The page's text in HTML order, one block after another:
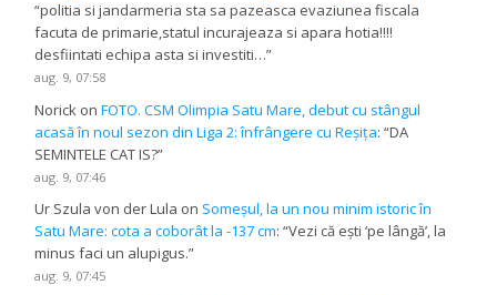
“politia si jandarmeria sta sa pazeasca evaziunea fiscala
facuta de primarie,statul incurajeaza si apara hotia!!!!
desfiintati echipa asta si investiti…”
aug. 9, 07:58
Norick onFOTO. CSM Olimpia Satu Mare, debut cu stângul
acasă în noul sezon din Liga 2: înfrângere cu Reșița: “DA
SEMINTELE CAT IS?”
aug. 9, 07:46
Ur Szula von der Lula on Someșul, la un nou minim istoric în
Satu Mare: cota a coborât la -137 cm: “Vezi că ești ‘pe lângă’, la
minus faci un alupigus.”
aug. 9, 07:45